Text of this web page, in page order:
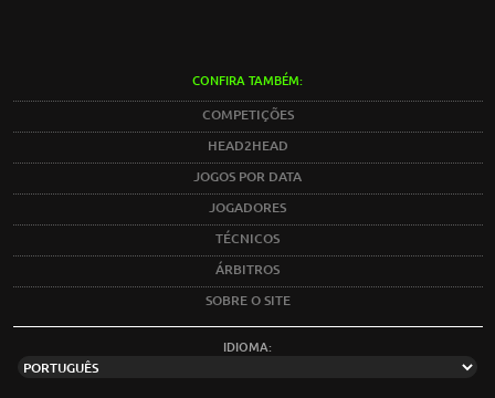
CONFIRA TAMBÉM:
COMPETIÇÕES
HEAD2HEAD
JOGOS POR DATA
JOGADORES
TÉCNICOS
ÁRBITROS
SOBRE O SITE
IDIOMA: